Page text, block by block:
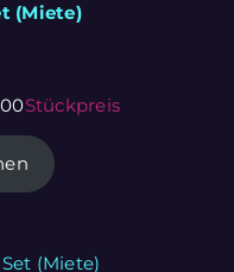
(Miete)
Stückpreis